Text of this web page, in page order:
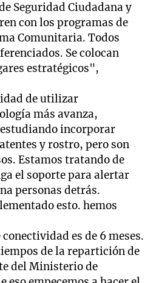
Seguridad Ciudadana y
con los programas de
Comunitaria. Todos
Se colocan
estratégicos",
de utilizar
más avanza,
incorporar
y rostro, pero son
Estamos tratando de
el soporte para alertar
personas detrás.
esto. hemos
es de 6 meses.
de la repartición de
del Ministerio de